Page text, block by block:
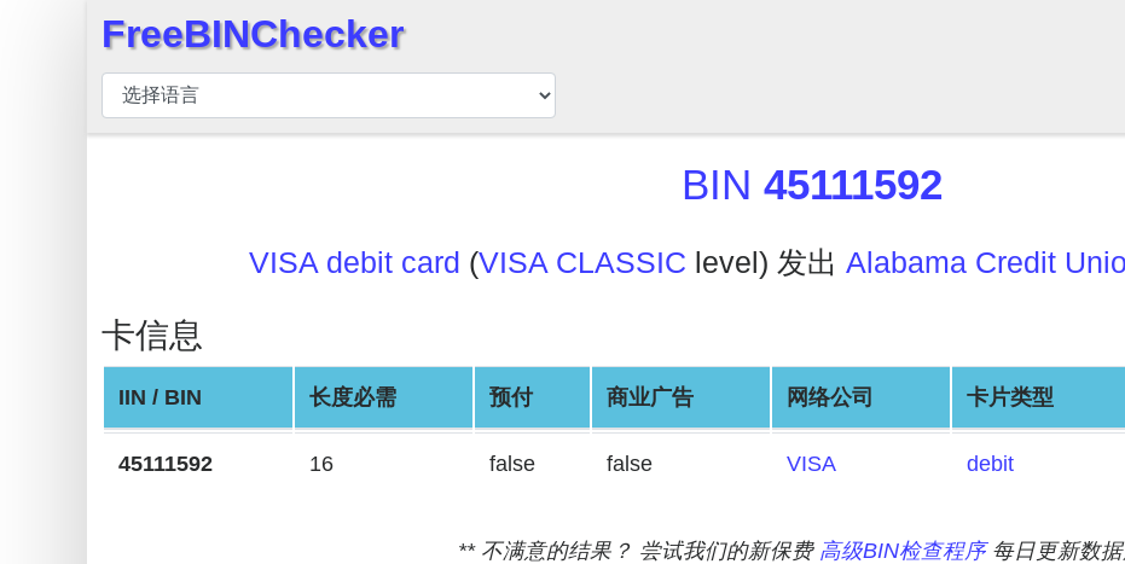
BIN
检
BIN
号
BIN
API
BIN
FreeBINChecker
BIN 45111592
VISA debit card (VISA CLASSIC level) 发出 Alabama Credit
卡信息
IIN / BIN 长度必需 预付 商业广告 网络公司 卡片类型
45111592 16 false false VISA debit
** 不满意的结果？ 尝试我们的新保费 高级BIN检查程序每日更新数据